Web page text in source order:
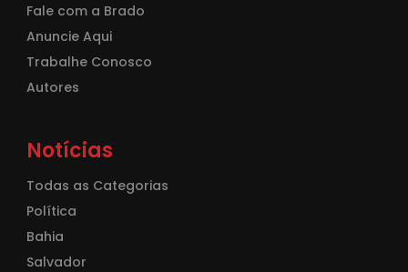
Fale com a Brado
Anuncie Aqui
Trabalhe Conosco
Autores
Notícias
Todas as Categorias
Política
Bahia
Salvador